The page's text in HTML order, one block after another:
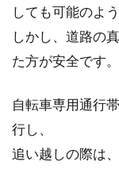
しても可能のよう
しかし、道路の
た方が安全です。
自転車専用通行
行し、
追い越しの際は